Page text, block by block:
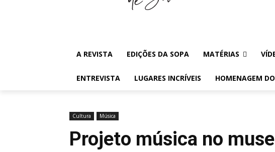
A REVISTA EDIÇÕES DA SOPA MATÉRIAS
ENTREVISTA LUGARES INCRÍVEIS HOMENAGEM
Cultura Música
Projeto música no